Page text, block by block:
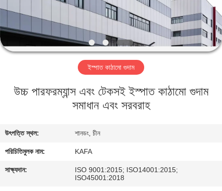
ভিডিও
ভিআর
শো
আমাদের
কারখানা
পরিদর্শন
ইস্পাত কাঠামো গুদাম
উচ্চ পারফরম্যান্স এবং টেকসই ইস্পাত কাঠামো গুদাম
সমাধান এবং সরবরাহ
উৎপত্তি স্থল: শানডং, চীন
পরিচিতিমুলক নাম: KAFA
সাক্ষ্যদান:
ISO 9001:2015; ISO14001:2015;
ISO45001:2018